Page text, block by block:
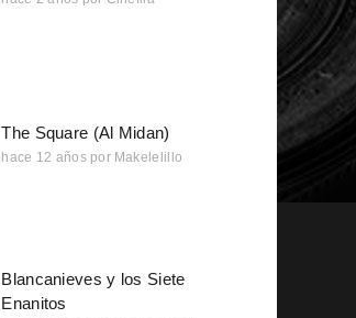
The Square (Al Midan)
hace 12 años por Makelelillo
Blancanieves y los Siete
Enanitos